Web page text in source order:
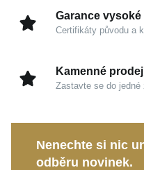
hodnotu a prestižní
vzpomínka na
Zářivý lesk:Precizní
Garance
Certifikáty původu a
Kamenné
Zastavte se do jedné
Nenechte si nic
odběru novinek.